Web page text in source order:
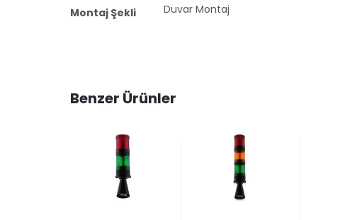
Montaj Şekli Duvar Montaj
Benzer Ürünler